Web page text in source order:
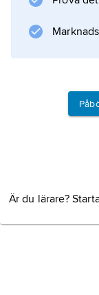
mellan
Är du lärare?